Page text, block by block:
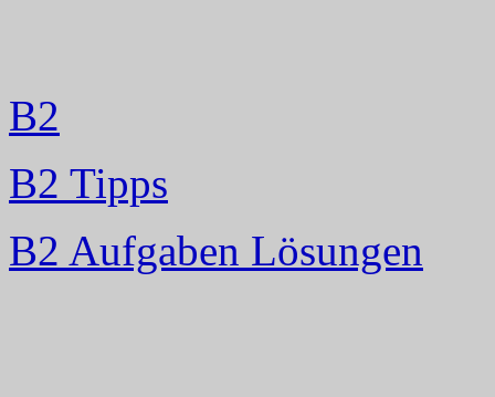
B2
B2 Tipps
B2 Aufgaben Lösungen